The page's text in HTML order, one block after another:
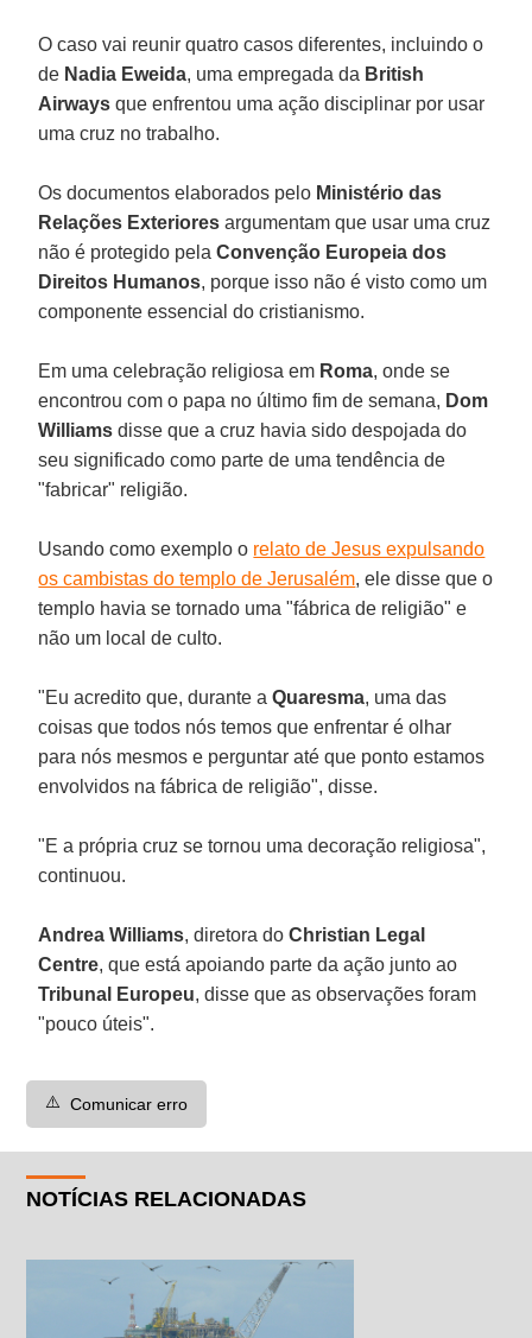
O caso vai reunir quatro casos diferentes, incluindo o
de Nadia Eweida, uma empregada da British
Airwaysque enfrentou uma ação disciplinar por usar
uma cruz no trabalho.
Os documentos elaborados pelo Ministério das
Relações Exterioresargumentam que usar uma cruz
não é protegido pelaConvenção Europeia dos
Direitos Humanos, porque isso não é visto como um
componente essencial do cristianismo.
Em uma celebração religiosa em Roma, onde se
encontrou com o papa no último fim de semana, Dom
Williamsdisse que a cruz havia sido despojada do
seu significado como parte de uma tendência de
"fabricar" religião.
Usando como exemplo o relato de Jesus expulsando
os cambistas do templo de Jerusalém, ele disse que o
templo havia se tornado uma "fábrica de religião" e
não um local de culto.
"Eu acredito que, durante aQuaresma, uma das
coisas que todos nós temos que enfrentar é olhar
para nós mesmos e perguntar até que ponto estamos
envolvidos na fábrica de religião", disse.
"E a própria cruz se tornou uma decoração religiosa",
continuou.
Andrea Williams, diretora doChristian Legal
Centre, que está apoiando parte da ação junto ao
Tribunal Europeu, disse que as observações foram
"pouco úteis".
⚠️ Comunicar erro
NOTÍCIAS RELACIONADAS